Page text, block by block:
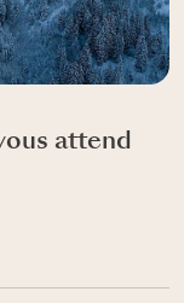
attend